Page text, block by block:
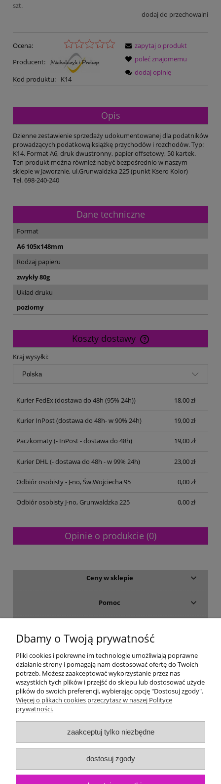
szt.
dodaj do przechowalni
Ocena:
Producent:
Kod produktu:
K14
zapytaj o produkt
poleć znajomemu
dodaj opinię
Opis
Dzienne zestawienie sprzedaży udokumentowanej dla podatników
prowadzących podatkową książkę przychodów i rozchodów. Typ:
K14. Format A6, druk dwustronny, papier offsetowy, 50 kartek.
Ten produkt można również nabyć bezpośrednio w naszym
sklepie w Jaworznie, ul.Grunwaldzka 225 (punkt Ksero Kolor)
Tel. 698-240-240
Dane techniczne
Format
A6 105x148mm
Rodzaj papieru
zwykły 80g
Układ druku
poziomy
Koszty dostawy
Cena nie zawiera ewentualnych kosztów płatności
Kraj wysyłki:
Kurier FedEx (dostawa do 48h (95% 24h)) 18,00 zł
Kurier InPost(dostawa do 48h- w 90% 24h) 19,00 zł
Paczkomaty(- InPost - dostawa do 48h) 19,00 zł
Kurier DHL(- dostawa do 48h - w 99% 24h) 23,00 zł
Odbiór osobisty - J-no, Św.Wojciecha 95 0,00 zł
Odbiór osobisty J-no, Grunwaldzka 225 0,00 zł
Opinie o produkcie (0)
Ceny w sklepie
Pomoc
Moje konto
Gwarancja i zwroty
O firmie
Dbamy o Twoją prywatność
Pliki cookies i pokrewne im technologie umożliwiają poprawne
działanie strony i pomagają nam dostosować ofertę do Twoich
potrzeb. Możesz zaakceptować wykorzystanie przez nas
wszystkich tych plików i przejść do sklepu lub dostosować użycie
plików do swoich preferencji, wybierając opcję "Dostosuj zgody".
Więcej o plikach cookies przeczytasz w naszej Polityce
prywatności.
zaakceptuj tylko niezbędne
dostosuj zgody